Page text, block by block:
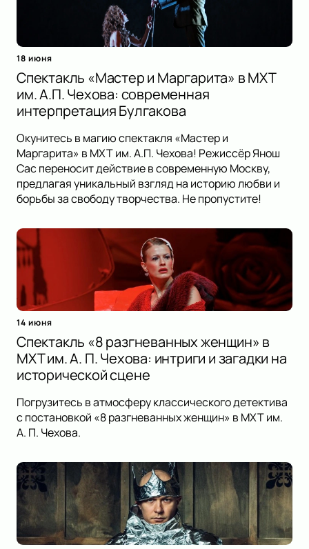
18 июня
Спектакль «Мастер и Маргарита» в МХТ
им. А.П. Чехова: современная
интерпретация Булгакова
Окунитесь в магию спектакля «Мастер и
Маргарита» в МХТ им. А.П. Чехова! Режиссёр Янош
Сас переносит действие в современную Москву,
предлагая уникальный взгляд на историю любви и
борьбы за свободу творчества. Не пропустите!
14 июня
Спектакль «8 разгневанных женщин» в
МХТ им. А. П. Чехова: интриги и загадки на
исторической сцене
Погрузитесь в атмосферу классического детектива
с постановкой «8 разгневанных женщин» в МХТ им.
А. П. Чехова.